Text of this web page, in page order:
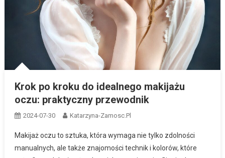
Krok po kroku do idealnego makijażu
oczu: praktyczny przewodnik
2024-07-30 Katarzyna-Zamosc.pl
Makijaż oczu to sztuka, która wymaga nie tylko zdolności
manualnych, ale także znajomości technik i kolorów, które